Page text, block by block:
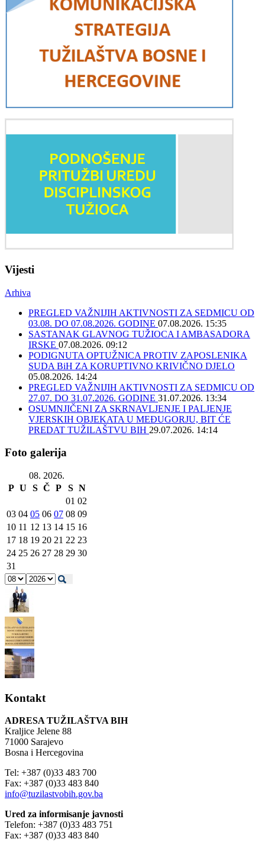
Vijesti
Arhiva
PREGLED VAŽNIJIH AKTIVNOSTI ZA SEDMICU OD
03.08. DO 07.08.2026. GODINE 07.08.2026. 15:35
SASTANAK GLAVNOG TUŽIOCA I AMBASADORA
IRSKE 07.08.2026. 09:12
PODIGNUTA OPTUŽNICA PROTIV ZAPOSLENIKA
SUDA BiH ZA KORUPTIVNO KRIVIČNO DJELO
05.08.2026. 14:24
PREGLED VAŽNIJIH AKTIVNOSTI ZA SEDMICU OD
27.07. DO 31.07.2026. GODINE 31.07.2026. 13:34
OSUMNJIČENI ZA SKRNAVLJENJE I PALJENJE
VJERSKIH OBJEKATA U MEĐUGORJU, BIT ĆE
PREDAT TUŽILAŠTVU BIH 29.07.2026. 14:14
Foto galerija
08. 2026.
P U S Č P S N
01 02
03 04 05 06 07 08 09
10 11 12 13 14 15 16
17 18 19 20 21 22 23
24 25 26 27 28 29 30
31
Kontakt
ADRESA TUŽILAŠTVA BIH
Kraljice Jelene 88
71000 Sarajevo
Bosna i Hercegovina
Tel: +387 (0)33 483 700
Fax: +387 (0)33 483 840
info@tuzilastvobih.gov.ba
Ured za informisanje javnosti
Telefon: +387 (0)33 483 751
Fax: +387 (0)33 483 840